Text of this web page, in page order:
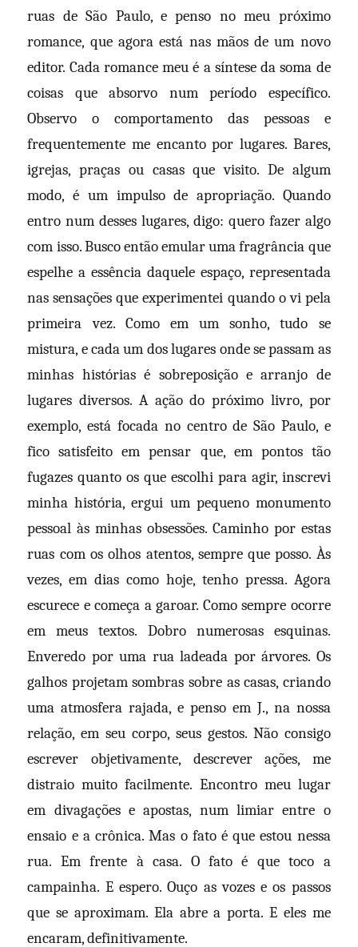
ruas de São Paulo, e penso no meu próximo
romance, que agora está nas mãos de um novo
editor. Cada romance meu é a síntese da soma de
coisas que absorvo num período específico.
Observo o comportamento das pessoas e
frequentemente me encanto por lugares. Bares,
igrejas, praças ou casas que visito. De algum
modo, é um impulso de apropriação. Quando
entro num desses lugares, digo: quero fazer algo
com isso. Busco então emular uma fragrância que
espelhe a essência daquele espaço, representada
nas sensações que experimentei quando o vi pela
primeira vez. Como em um sonho, tudo se
mistura, e cada um dos lugares onde se passam as
minhas histórias é sobreposição e arranjo de
lugares diversos. A ação do próximo livro, por
exemplo, está focada no centro de São Paulo, e
fico satisfeito em pensar que, em pontos tão
fugazes quanto os que escolhi para agir, inscrevi
minha história, ergui um pequeno monumento
pessoal às minhas obsessões. Caminho por estas
ruas com os olhos atentos, sempre que posso. Às
vezes, em dias como hoje, tenho pressa. Agora
escurece e começa a garoar. Como sempre ocorre
em meus textos. Dobro numerosas esquinas.
Enveredo por uma rua ladeada por árvores. Os
galhos projetam sombras sobre as casas, criando
uma atmosfera rajada, e penso em J., na nossa
relação, em seu corpo, seus gestos. Não consigo
escrever objetivamente, descrever ações, me
distraio muito facilmente. Encontro meu lugar
em divagações e apostas, num limiar entre o
ensaio e a crônica. Mas o fato é que estou nessa
rua. Em frente à casa. O fato é que toco a
campainha. E espero. Ouço as vozes e os passos
que se aproximam. Ela abre a porta. E eles me
encaram, definitivamente.